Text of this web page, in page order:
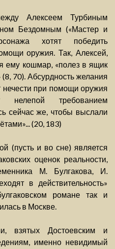
Алексеем Турбиным
Бездомным («Мастер и
хотят победить
оружия. Так, Алексей,
ему кошмар, «полез в ящик
(8, 70). Абсурдность желания
нечести при помощи оружия
нелепой требованием
сейчас же, чтобы выслали
(20, 183)
(пусть и во сне) является
оценок реальности,
М. Булгакова, И.
в действительность»
романе так и
в Москве.
взятых Достоевским и
именно невидимый